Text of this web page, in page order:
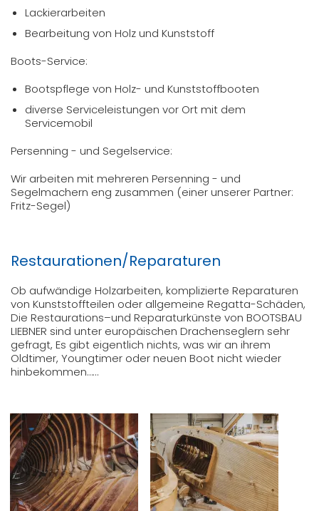
Lackierarbeiten
Bearbeitung von Holz und Kunststoff
Boots-Service:
Bootspflege von Holz- und Kunststoffbooten
diverse Serviceleistungen vor Ort mit dem
Servicemobil
Persenning - und Segelservice:
Wir arbeiten mit mehreren Persenning - und
Segelmachern eng zusammen (einer unserer Partner:
Fritz-Segel)
Restaurationen/Reparaturen
Ob aufwändige Holzarbeiten, komplizierte Reparaturen
von Kunststoffteilen oder allgemeine Regatta-Schäden,
Die Restaurations–und Reparaturkünste von BOOTSBAU
LIEBNER sind unter europäischen Drachenseglern sehr
gefragt, Es gibt eigentlich nichts, was wir an ihrem
Oldtimer, Youngtimer oder neuen Boot nicht wieder
hinbekommen……